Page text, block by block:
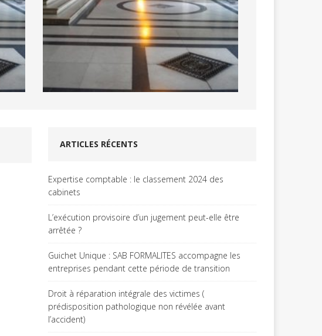
ARTICLES RÉCENTS
Expertise comptable : le classement 2024 des
cabinets
L’exécution provisoire d’un jugement peut-elle être
arrêtée ?
Guichet Unique : SAB FORMALITES accompagne les
entreprises pendant cette période de transition
Droit à réparation intégrale des victimes (
prédisposition pathologique non révélée avant
l’accident)